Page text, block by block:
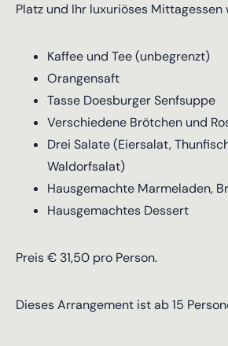
Platz und Ihr luxuriöses
Kaffee und Tee (unbegrenzt)
Orangensaft
Tasse Doesburger Senfsuppe
Verschiedene Brötchen und
Drei Salate (Eiersalat,
Waldorfsalat)
Hausgemachte Marmeladen,
Hausgemachtes Dessert
Preis € 31,50 pro Person.
Dieses Arrangement ist ab 15